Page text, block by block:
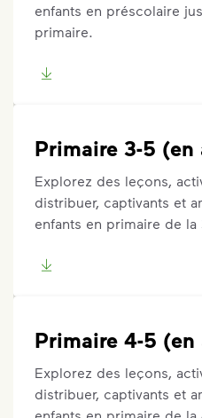
enfants en préscolaire
primaire.
Primaire 3-5 (en
Explorez des leçons,
distribuer, captivants et
enfants en primaire de la
Primaire 4-5 (en
Explorez des leçons,
distribuer, captivants et